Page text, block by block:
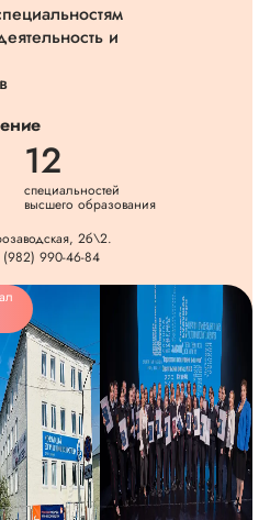
и
12
специальностей
высшего образования
2б\2.
(982) 990-46-84